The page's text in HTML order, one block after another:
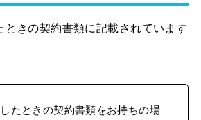
ときの契約書類に記載されています
たときの契約書類をお持ちの場